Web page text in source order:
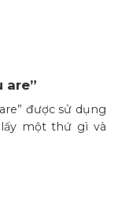
are”
được sử dụng
một thứ gì và